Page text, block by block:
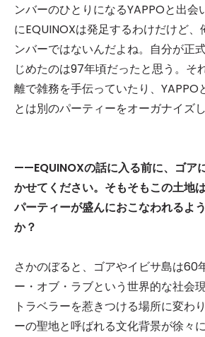
ンバーのひとりになるYAPPOと出会
にEQUINOXは発足するわけだけど、
ンバーではないんだよね。自分が正
じめたのは97年頃だったと思う。そ
離で雑務を手伝っていたり、YAPPO
とは別のパーティーをオーガナイズし
——EQUINOXの話に入る前に、ゴア
かせてください。そもそもこの土地
パーティーが盛んにおこなわれるよ
か？
さかのぼると、ゴアやイビサ島は60
ー・オブ・ラブという世界的な社会
トラベラーを惹きつける場所に変わ
ーの聖地と呼ばれる文化背景が徐々